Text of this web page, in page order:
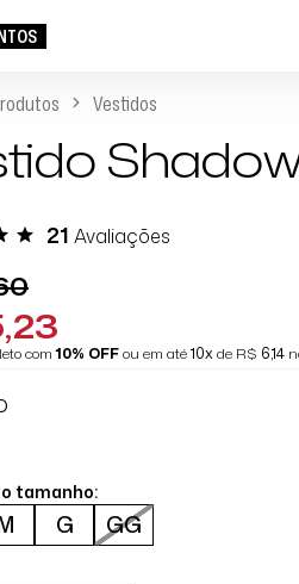
Vestidos
21 Avaliações
com10% OFFou em até10xde R$ 6,14
tamanho:
G GG